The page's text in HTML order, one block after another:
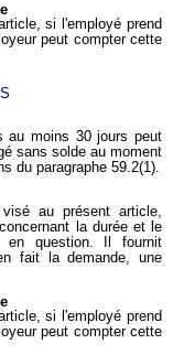
si l'employé prend
peut compter cette
au moins 30 jours peut
sans solde au moment
du paragraphe 59.2(1).
au présent article,
la durée et le
question. Il fournit
fait la demande, une
si l'employé prend
peut compter cette